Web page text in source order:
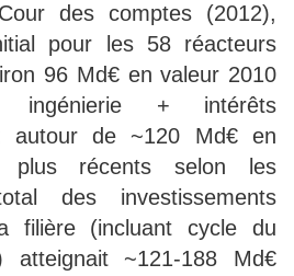
des comptes (2012),
pour les 58 réacteurs
96 Md€ en valeur 2010
ingénierie + intérêts
autour de ~120 Md€ en
plus récents selon les
des investissements
filière (incluant cycle du
atteignait ~121-188 Md€